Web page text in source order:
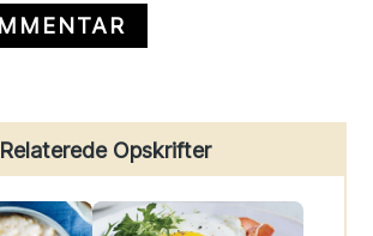
Relaterede Opskrifter